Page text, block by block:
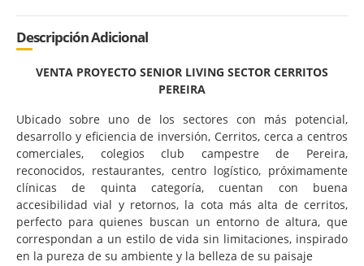
Descripción Adicional
VENTA PROYECTO SENIOR LIVING SECTOR CERRITOS
PEREIRA
Ubicado sobre uno de los sectores con más potencial,
desarrollo y eficiencia de inversión, Cerritos, cerca a centros
comerciales, colegios club campestre de Pereira,
reconocidos, restaurantes, centro logístico, próximamente
clínicas de quinta categoría, cuentan con buena
accesibilidad vial y retornos, la cota más alta de cerritos,
perfecto para quienes buscan un entorno de altura, que
correspondan a un estilo de vida sin limitaciones, inspirado
en la pureza de su ambiente y la belleza de su paisaje